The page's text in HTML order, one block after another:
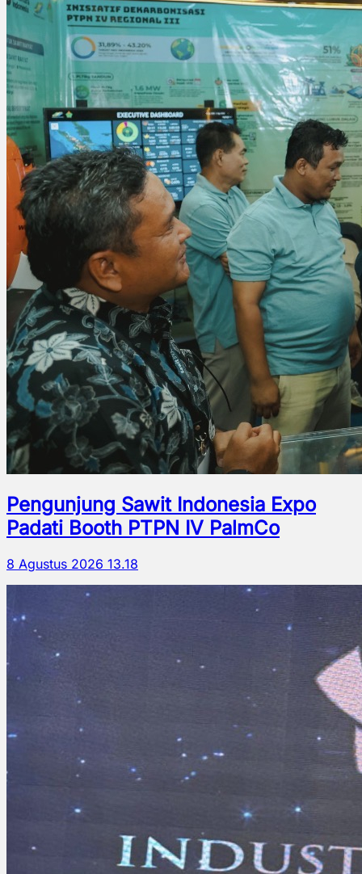
Pengunjung Sawit Indonesia Expo
Padati Booth PTPN IV PalmCo
8 Agustus 2026 13.18